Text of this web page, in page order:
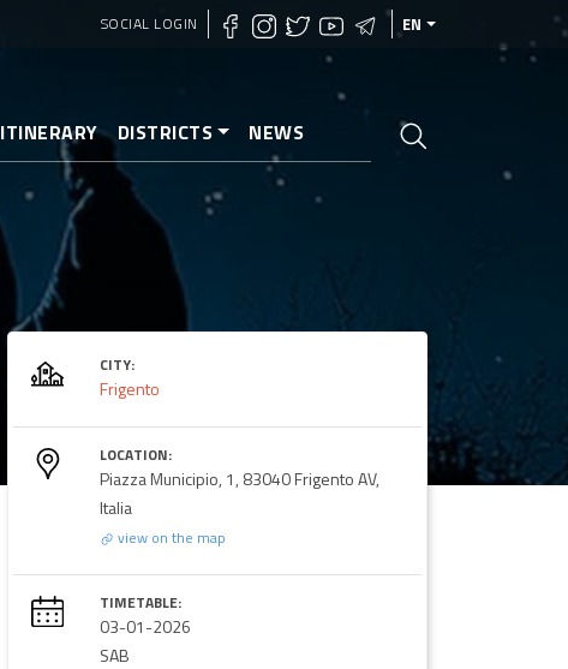
SOCIAL LOGIN EN
ITINERARY DISTRICTS NEWS
CITY:
Frigento
LOCATION:
Piazza Municipio, 1, 83040 Frigento AV,
Italia
view on the map
TIMETABLE:
03-01-2026
SAB